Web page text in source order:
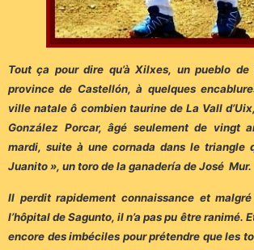
Tout ça pour dire qu’à Xilxes, un pueblo
province de Castellón, à quelques
ville natale ô combien taurine de La Vall
González Porcar, âgé seulement de vingt
mardi, suite à une cornada dans le triangle
Juanito », un toro de la ganadería de José Mur.
Il perdit rapidement connaissance et
l’hôpital de Sagunto, il n’a pas pu être ranimé.
encore des imbéciles pour prétendre que les